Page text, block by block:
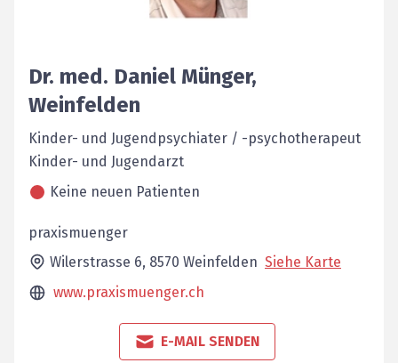
Dr. med. Daniel Münger,
Weinfelden
Kinder- und Jugendpsychiater / -psychotherapeut
Kinder- und Jugendarzt
Keine neuen Patienten
praxismuenger
Wilerstrasse 6, 8570 Weinfelden Siehe Karte
www.praxismuenger.ch
E-MAIL SENDEN